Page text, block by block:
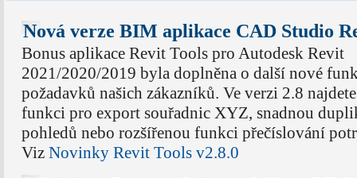
Nová verze BIM aplikace CAD Studio
Bonus aplikace Revit Tools pro Autodesk Revit
2021/2020/2019 byla doplněna o další nové
požadavků našich zákazníků. Ve verzi 2.8
funkci pro export souřadnic XYZ, snadnou
pohledů nebo rozšířenou funkci přečíslování
Viz Novinky Revit Tools v2.8.0